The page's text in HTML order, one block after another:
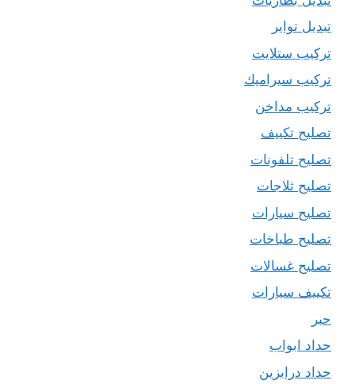
تبديل تواير
تركيب ستلايت
تركيب سيراميك
تركيب مداخن
تصليح تكييف
تصليح تلفونات
تصليح ثلاجات
تصليح سيارات
تصليح طباخات
تصليح غسالات
تكييف سيارات
حبر
حداد ابواب
حداد درابزين